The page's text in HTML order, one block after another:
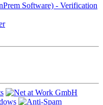
Software) - Verification